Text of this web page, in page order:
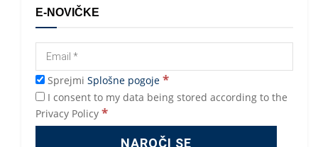
E-NOVIČKE
Sprejmi Splošne pogoje *
I consent to my data being stored according to the
Privacy Policy *